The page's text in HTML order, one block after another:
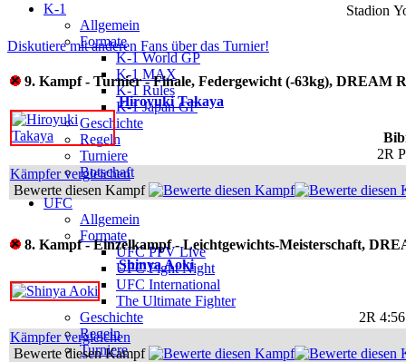
K-1
Allgemein
Formate
K-1 World GP
K-1 MAX
K-1 Rules
K-1 Japan GP
Geschichte
Regeln
Turniere
Botschaft
UFC
Allgemein
Formate
UFC PPV Live
UFC Fight Night
UFC International
The Ultimate Fighter
Geschichte
Regeln
Turniere
Stadion
Diskutiere mit anderen Fans über das Turnier!
9. Kampf - Turnier - Finale, Federgewicht (-63kg), DREAM
Hiroyuki Takaya
2R
Kämpfer vergleichen
Bewerte diesen Kampf
8. Kampf - Einzelkampf - Leichtgewichts-Meisterschaft,
Shinya Aoki
2R
Kämpfer vergleichen
Bewerte diesen Kampf